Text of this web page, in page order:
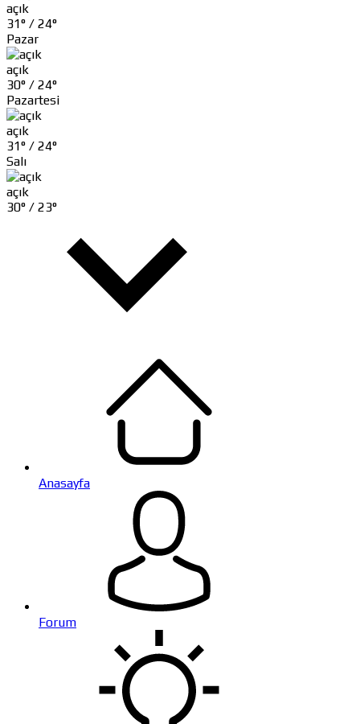
açık
31° / 24°
Pazar
açık
30° / 24°
Pazartesi
açık
31° / 24°
Salı
açık
30° / 23°
Anasayfa
Forum